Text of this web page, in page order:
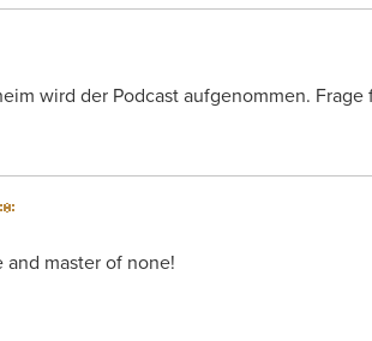
wird der Podcast aufgenommen. Frage
master of none!